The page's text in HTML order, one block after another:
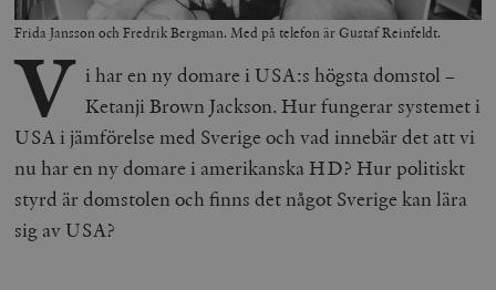
Frida Jansson och Fredrik Bergman. Med på telefon är Gustaf Reinfeldt.
V i har en ny domare i USA:s högsta domstol –
Ketanji Brown Jackson. Hur fungerar systemet i
USA i jämförelse med Sverige och vad innebär det att vi
nu har en ny domare i amerikanska HD? Hur politiskt
styrd är domstolen och finns det något Sverige kan lära
sig av USA?